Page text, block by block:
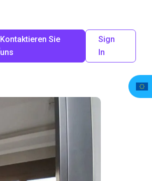
Kontaktieren Sie
uns
Sign
In